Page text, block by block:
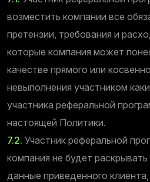
возместить компании все
претензии, требования и
которые компания может
качестве прямого или
невыполнения участником
участника реферальной
настоящей Политики.
7.2. Участник реферальной
компания не будет
данные приведенного